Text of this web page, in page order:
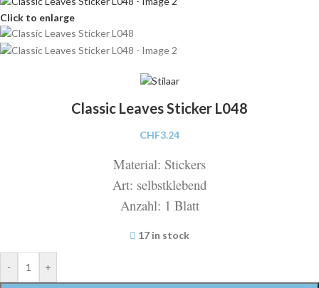
Click to enlarge
Classic Leaves Sticker L048
CHF3.24
Material: Stickers
Art: selbstklebend
Anzahl: 1 Blatt
17 in stock
- +